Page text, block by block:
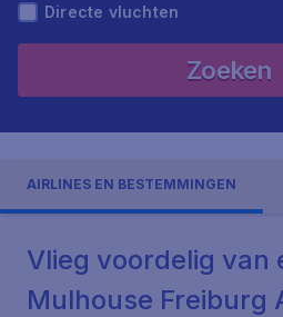
Directe vluchten
Zoeken
AIRLINES EN BESTEMMINGEN
Vlieg voordelig van
Mulhouse Freiburg